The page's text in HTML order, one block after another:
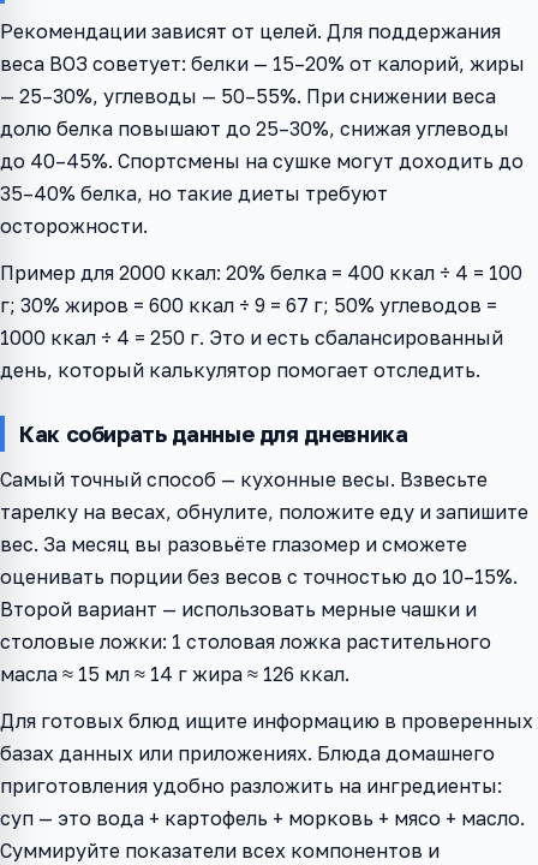
Рекомендации зависят от целей. Для поддержания
веса ВОЗ советует: белки — 15–20% от калорий, жиры
— 25–30%, углеводы — 50–55%. При снижении веса
долю белка повышают до 25–30%, снижая углеводы
до 40–45%. Спортсмены на сушке могут доходить до
35–40% белка, но такие диеты требуют
осторожности.
Пример для 2000 ккал: 20% белка = 400 ккал ÷ 4 = 100
г; 30% жиров = 600 ккал ÷ 9 = 67 г; 50% углеводов =
1000 ккал ÷ 4 = 250 г. Это и есть сбалансированный
день, который калькулятор помогает отследить.
Как собирать данные для дневника
Самый точный способ — кухонные весы. Взвесьте
тарелку на весах, обнулите, положите еду и запишите
вес. За месяц вы разовьёте глазомер и сможете
оценивать порции без весов с точностью до 10–15%.
Второй вариант — использовать мерные чашки и
столовые ложки: 1 столовая ложка растительного
масла ≈ 15 мл ≈ 14 г жира ≈ 126 ккал.
Для готовых блюд ищите информацию в проверенных
базах данных или приложениях. Блюда домашнего
приготовления удобно разложить на ингредиенты:
суп — это вода + картофель + морковь + мясо + масло.
Суммируйте показатели всех компонентов и